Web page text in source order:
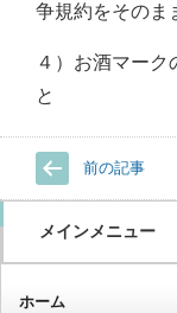
争規約をそのま
４）お酒マーク
と
前の記事
メインメニュー
ホーム